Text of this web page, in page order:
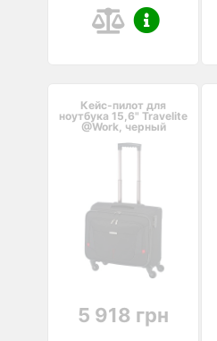
Кейс-пилот для
ноутбука 15,6" Travelite
@Work, черный
5 918 грн